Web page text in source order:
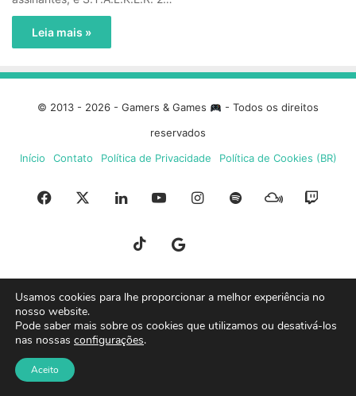
Leia mais »
© 2013 - 2026 - Gamers & Games
- Todos os direitos
reservados
Início
Contato Política de Privacidade Política de Cookies (BR)
Facebook LinkedinYouTubeInstagram
SpotifyMixcloud
TikTokGoogle
NewsSky
Usamos cookies para lhe proporcionar a melhor experiência no
nosso website.
Pode saber mais sobre os cookies que utilizamos ou desativá-los
nas nossas configurações.
Aceito